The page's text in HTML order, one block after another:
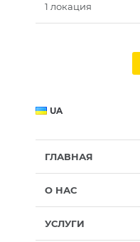
1 локация
UA
ГЛАВНАЯ
О НАС
УСЛУГИ